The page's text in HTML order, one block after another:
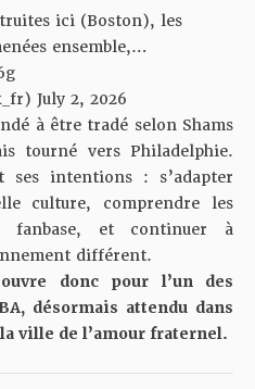
ici (Boston), les
ensemble,…
July 2, 2026
à être tradé selon Shams
tourné vers Philadelphie.
ses intentions : s’adapter
culture, comprendre les
fanbase, et continuer à
différent.
donc pour l’un des
désormais attendu dans
ville de l’amour fraternel.